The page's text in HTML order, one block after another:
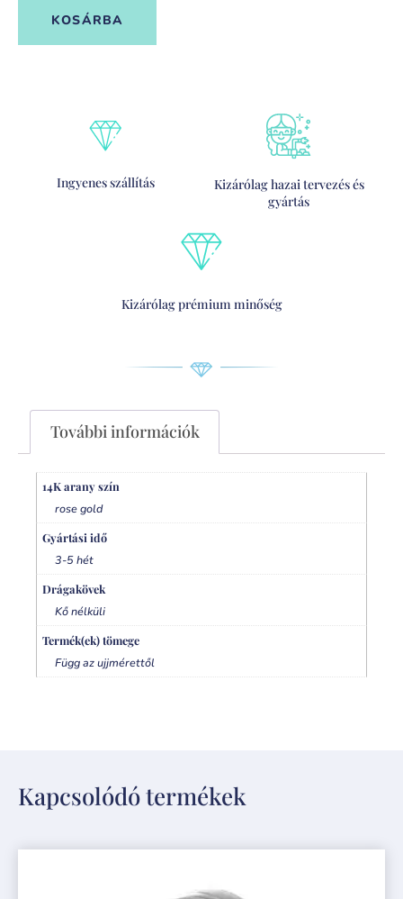
KOSÁRBA
Ingyenes szállítás
Kizárólag hazai tervezés és
gyártás
Kizárólag prémium minőség
További információk
14K arany szín
rose gold
Gyártási idő
3-5 hét
Drágakövek
Kő nélküli
Termék(ek) tömege
Függ az ujjmérettől
Kapcsolódó termékek